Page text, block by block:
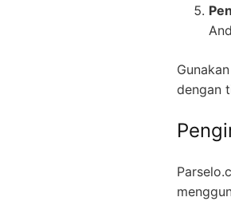
dengan